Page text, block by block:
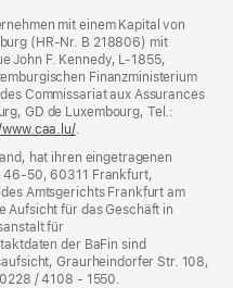
mit einem Kapital von
(HR-Nr. B 218806) mit
John F. Kennedy, L-1855,
Finanzministerium
Commissariat aux Assurances
GD de Luxembourg, Tel.:
(Öffnet
neues
Fenster)
.
hat ihren eingetragenen
46‑50, 60311 Frankfurt,
Amtsgerichts Frankfurt am
Aufsicht für das Geschäft in
für
der BaFin sind
Graurheindorfer Str. 108,
/ 4108 - 1550.